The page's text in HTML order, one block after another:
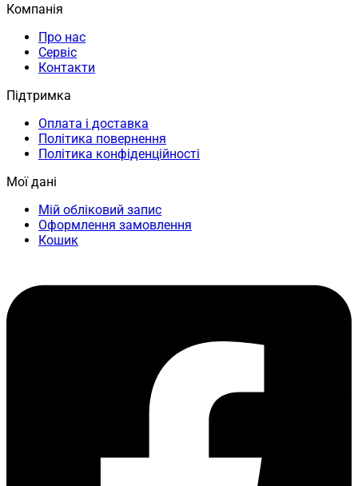
Компанія
Про нас
Сервіс
Контакти
Підтримка
Оплата і доставка
Політика повернення
Політика конфіденційності
Мої дані
Мій обліковий запис
Оформлення замовлення
Кошик